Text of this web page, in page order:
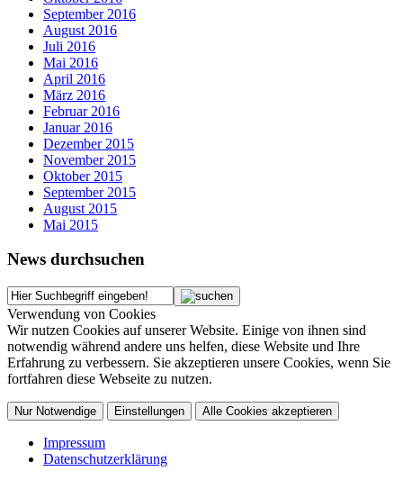
September 2016
August 2016
Juli 2016
Mai 2016
April 2016
März 2016
Februar 2016
Januar 2016
Dezember 2015
November 2015
Oktober 2015
September 2015
August 2015
Mai 2015
News durchsuchen
Verwendung von Cookies
Wir nutzen Cookies auf unserer Website. Einige von ihnen sind
notwendig während andere uns helfen, diese Website und Ihre
Erfahrung zu verbessern. Sie akzeptieren unsere Cookies, wenn Sie
fortfahren diese Webseite zu nutzen.
Nur Notwendige Einstellungen Alle Cookies akzeptieren
Impressum
Datenschutzerklärung